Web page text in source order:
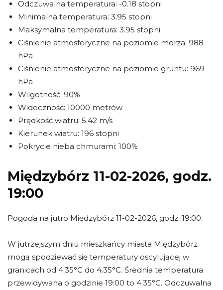
Odczuwalna temperatura: -0.18 stopni
Minimalna temperatura: 3.95 stopni
Maksymalna temperatura: 3.95 stopni
Ciśnienie atmosferyczne na poziomie morza: 988
hPa
Ciśnienie atmosferyczne na poziomie gruntu: 969
hPa
Wilgotność: 90%
Widoczność: 10000 metrów
Prędkość wiatru: 5.42 m/s
Kierunek wiatru: 196 stopni
Pokrycie nieba chmurami: 100%
Międzybórz 11-02-2026, godz.
19:00
Pogoda na jutro Międzybórz 11-02-2026, godz. 19:00.
W jutrzejszym dniu mieszkańcy miasta Międzybórz
mogą spodziewać się temperatury oscylującej w
granicach od 4.35°C do 4.35°C. Średnia temperatura
przewidywana o godzinie 19:00 to 4.35°C. Odczuwalna